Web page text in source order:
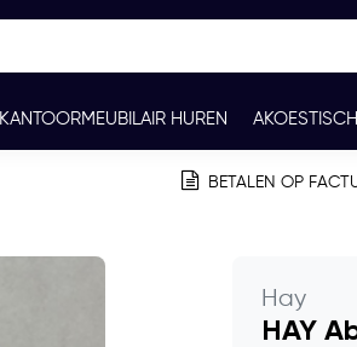
KANTOORMEUBILAIR HUREN
BETALEN OP
Hay
HAY